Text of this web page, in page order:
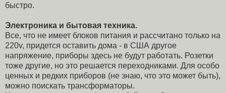
быстро.
Электроника и бытовая техника.
Все, что не имеет блоков питания и рассчитано только на
220v, придется оставить дома - в США другое
напряжение, приборы здесь не будут работать. Розетки
тоже другие, но это решается переходниками. Для особо
ценных и редких приборов (не знаю, что это может быть),
можно поискать трансформаторы.